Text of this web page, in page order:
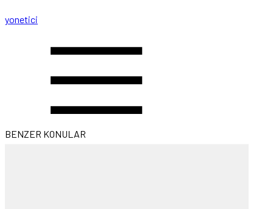
yonetici
BENZER KONULAR